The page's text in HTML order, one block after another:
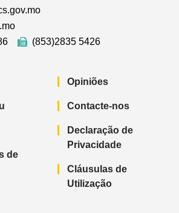
(853)2835 5426
de
Opiniões
Contacte-nos
Declaração de
Privacidade
Cláusulas de
Utilização